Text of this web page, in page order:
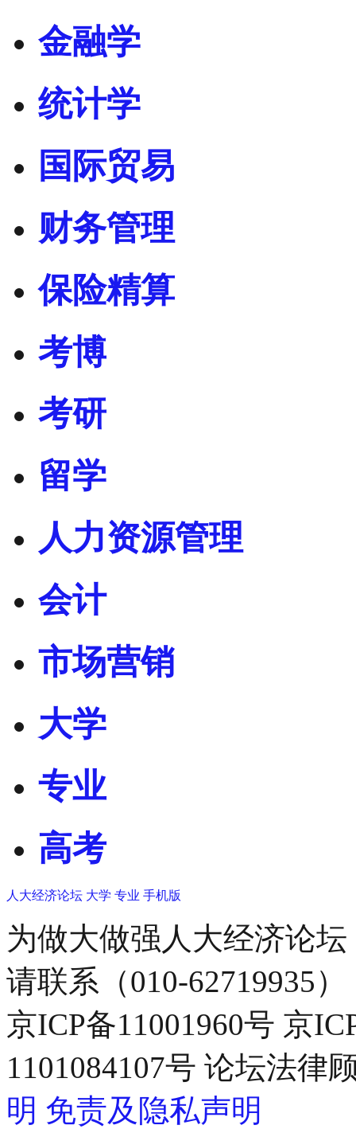
金融学
统计学
国际贸易
财务管理
保险精算
考博
考研
留学
人力资源管理
会计
市场营销
大学
专业
高考
人大经济论坛 大学 专业 手机版
为做大做强人大经济论
请联系（010-62719935）
京ICP备11001960号 京
1101084107号 论坛法律
明 免责及隐私声明